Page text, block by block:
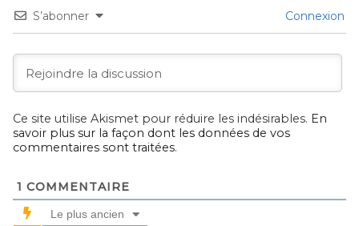
S’abonner Connexion
Ce site utilise Akismet pour réduire les indésirables. En
savoir plus sur la façon dont les données de vos
commentaires sont traitées.
1 COMMENTAIRE
Le plus ancien